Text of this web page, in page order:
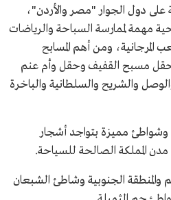
دول الجوار "مصر والأردن"،
مهمة لممارسة السباحة والرياضات
المرجانية، ومن أهم المسابح
مسبح القفيف وحقل وأم عنم
والشريح والسلطانية والباخرة
مميزة بتواجد أشجار
المملكة الصالحة للسياحة.
الجنوبية وشاطئ الشبعان